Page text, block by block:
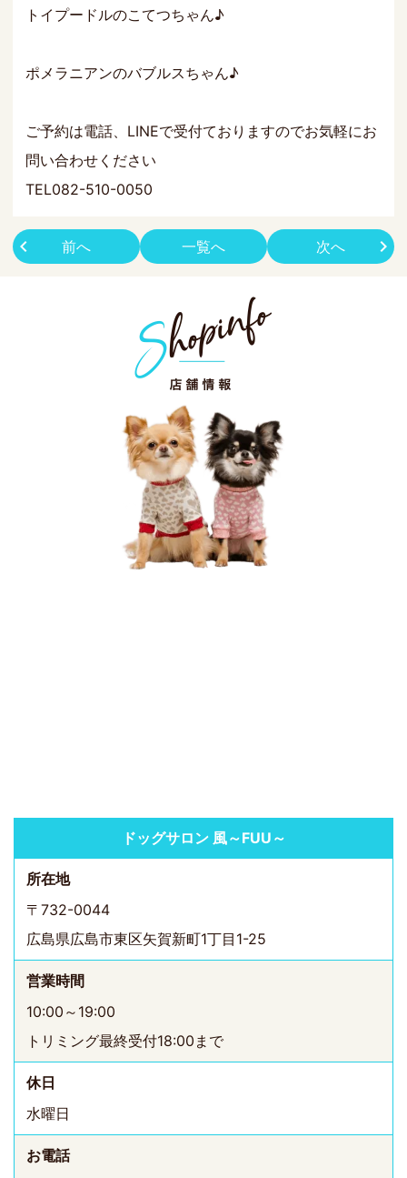
トイプードルのこてつちゃん♪
ポメラニアンのバブルスちゃん♪
ご予約は電話、LINEで受付ておりますのでお気軽にお
問い合わせください
TEL082-510-0050
前へ 次へ
一覧へ
ドッグサロン 風～FUU～
所在地
〒732-0044
広島県広島市東区矢賀新町1丁目1-25
営業時間
10:00～19:00
トリミング最終受付18:00まで
休日
水曜日
お電話